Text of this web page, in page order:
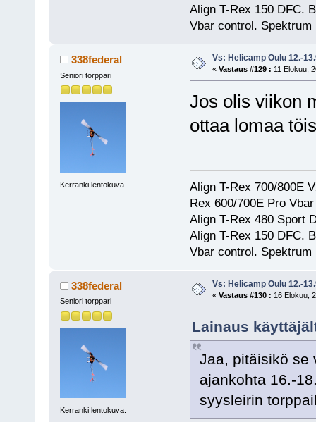
Align T-Rex 150 DFC.
Vbar control.
338federal
Seniori torppari
Kerranki lentokuva.
Vs: Helicamp Oulu 12.-
« Vastaus #129 : 11 Elokuu,
Jos olis viikon
ottaa lomaa
Align T-Rex 700/800E
Rex 600/700E Pro
Align T-Rex 480 Sport
Align T-Rex 150 DFC.
Vbar control.
338federal
Seniori torppari
Kerranki lentokuva.
Vs: Helicamp Oulu 12.-
« Vastaus #130 : 16 Elokuu,
Lainaus
Jaa, pitäisikö se
ajankohta 16.-
syysleirin